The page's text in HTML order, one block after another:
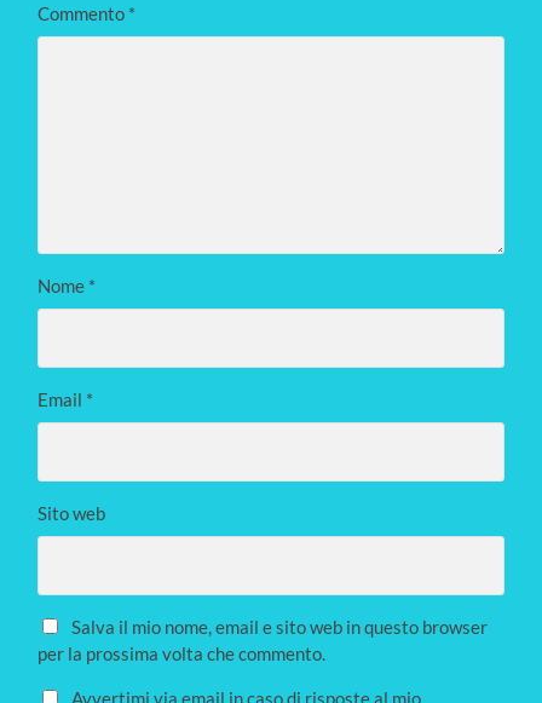
Commento *
Nome *
Email *
Sito web
Salva il mio nome, email e sito web in questo browser
per la prossima volta che commento.
Avvertimi via email in caso di risposte al mio